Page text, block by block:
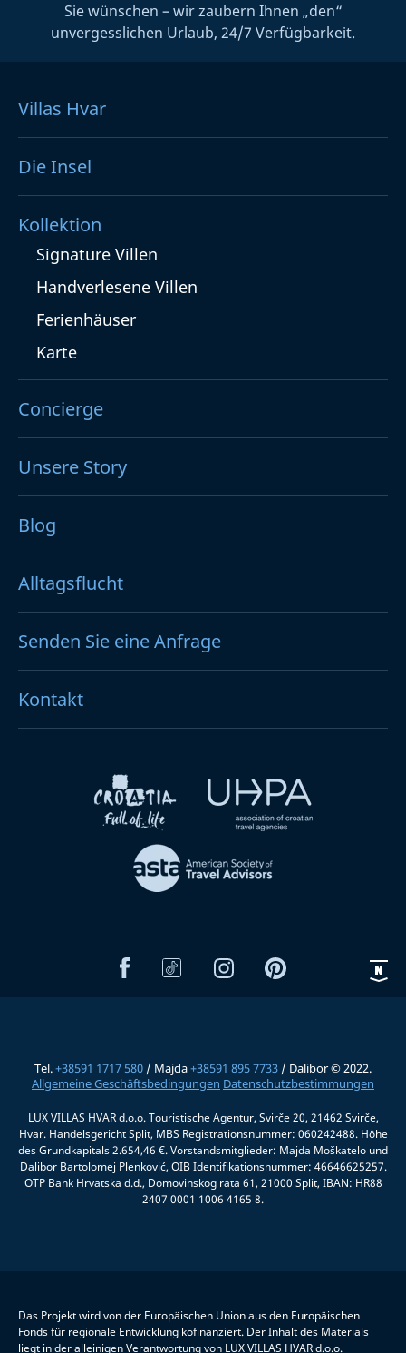
Sie wünschen – wir zaubern Ihnen „den“
unvergesslichen Urlaub, 24/7 Verfügbarkeit.
Villas Hvar
Die Insel
Kollektion
Signature Villen
Handverlesene Villen
Ferienhäuser
Karte
Concierge
Unsere Story
Blog
Alltagsflucht
Senden Sie eine Anfrage
Kontakt
Tel.+38591 1717 580 / Majda+38591 895 7733 / Dalibor © 2022.
Allgemeine Geschäftsbedingungen Datenschutzbestimmungen
LUX VILLAS HVAR d.o.o. Touristische Agentur, Svirče 20, 21462 Svirče,
Hvar. Handelsgericht Split, MBS Registrationsnummer: 060242488. Höhe
des Grundkapitals 2.654,46 €. Vorstandsmitglieder: Majda Moškatelo und
Dalibor Bartolomej Plenković, OIB Identifikationsnummer: 46646625257.
OTP Bank Hrvatska d.d., Domovinskog rata 61, 21000 Split, IBAN: HR88
2407 0001 1006 4165 8.
Das Projekt wird von der Europäischen Union aus den Europäischen
Fonds für regionale Entwicklung kofinanziert. Der Inhalt des Materials
liegt in der alleinigen Verantwortung von LUX VILLAS HVAR d.o.o.